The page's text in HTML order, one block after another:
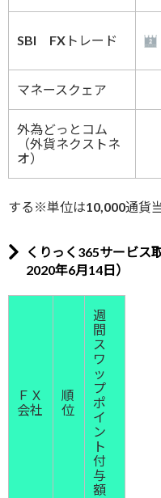
SBI FXトレード
マネースクェア
外為どっとコム
（外貨ネクストネ
オ）
する※単位は10,000通貨
くりっく365サービス
2020年6月14日）
ＦＸ
会社
順
位
週
間
ス
ワ
ッ
プ
ポ
イ
ン
ト
付
与
額